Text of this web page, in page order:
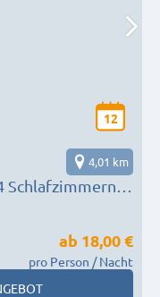
12
Schlafzimmern,
4,01 km
ab 18,00 €
pro Person / Nacht